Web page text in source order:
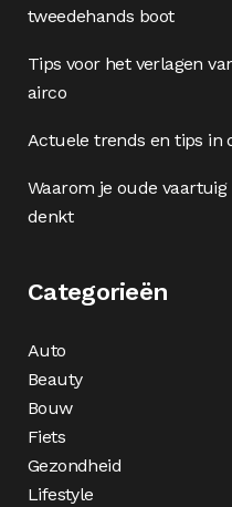
tweedehands boot
Tips voor het verlagen
airco
Actuele trends en tips in
Waarom je oude
denkt
Categorieën
Auto
Beauty
Bouw
Fiets
Gezondheid
Lifestyle